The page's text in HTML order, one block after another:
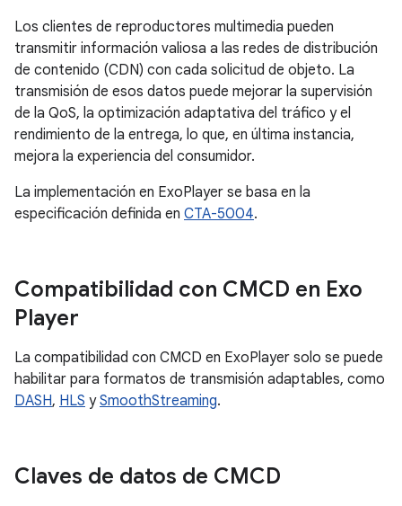
Los clientes de reproductores multimedia pueden
transmitir información valiosa a las redes de distribución
de contenido (CDN) con cada solicitud de objeto. La
transmisión de esos datos puede mejorar la supervisión
de la QoS, la optimización adaptativa del tráfico y el
rendimiento de la entrega, lo que, en última instancia,
mejora la experiencia del consumidor.
La implementación en ExoPlayer se basa en la
especificación definida en CTA-5004.
Compatibilidad con CMCD en Exo
Player
La compatibilidad con CMCD en ExoPlayer solo se puede
habilitar para formatos de transmisión adaptables, como
DASH, HLS ySmoothStreaming.
Claves de datos de CMCD